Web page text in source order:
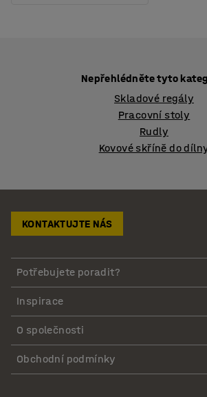
Nepřehlédněte tyto
Skladové regály
Pracovní stoly
Rudly
Kovové skříně do
KONTAKTUJTE NÁS
Potřebujete poradit?
Inspirace
O společnosti
Obchodní podmínky